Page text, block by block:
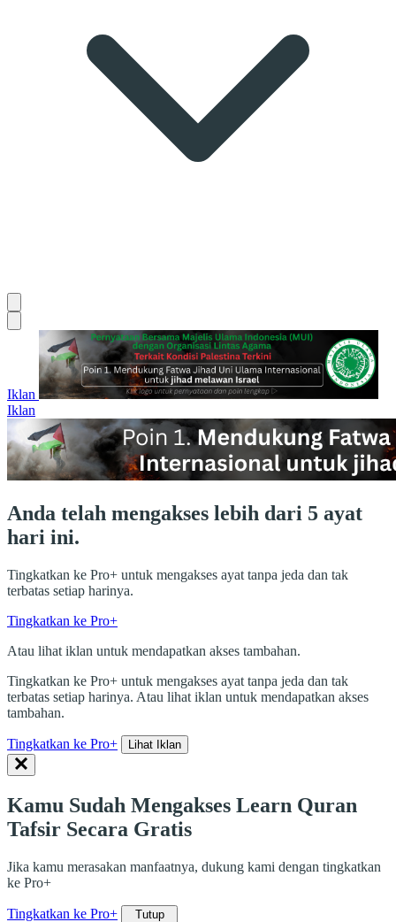
Iklan
Iklan
Anda telah mengakses lebih dari 5 ayat
hari ini.
Tingkatkan ke Pro+ untuk mengakses ayat tanpa jeda dan tak
terbatas setiap harinya.
Tingkatkan ke Pro+
Atau lihat iklan untuk mendapatkan akses tambahan.
Tingkatkan ke Pro+ untuk mengakses ayat tanpa jeda dan tak
terbatas setiap harinya. Atau lihat iklan untuk mendapatkan akses
tambahan.
Tingkatkan ke Pro+ Lihat Iklan
Kamu Sudah Mengakses Learn Quran
Tafsir Secara Gratis
Jika kamu merasakan manfaatnya, dukung kami dengan tingkatkan
ke Pro+
Tingkatkan ke Pro+ Tutup